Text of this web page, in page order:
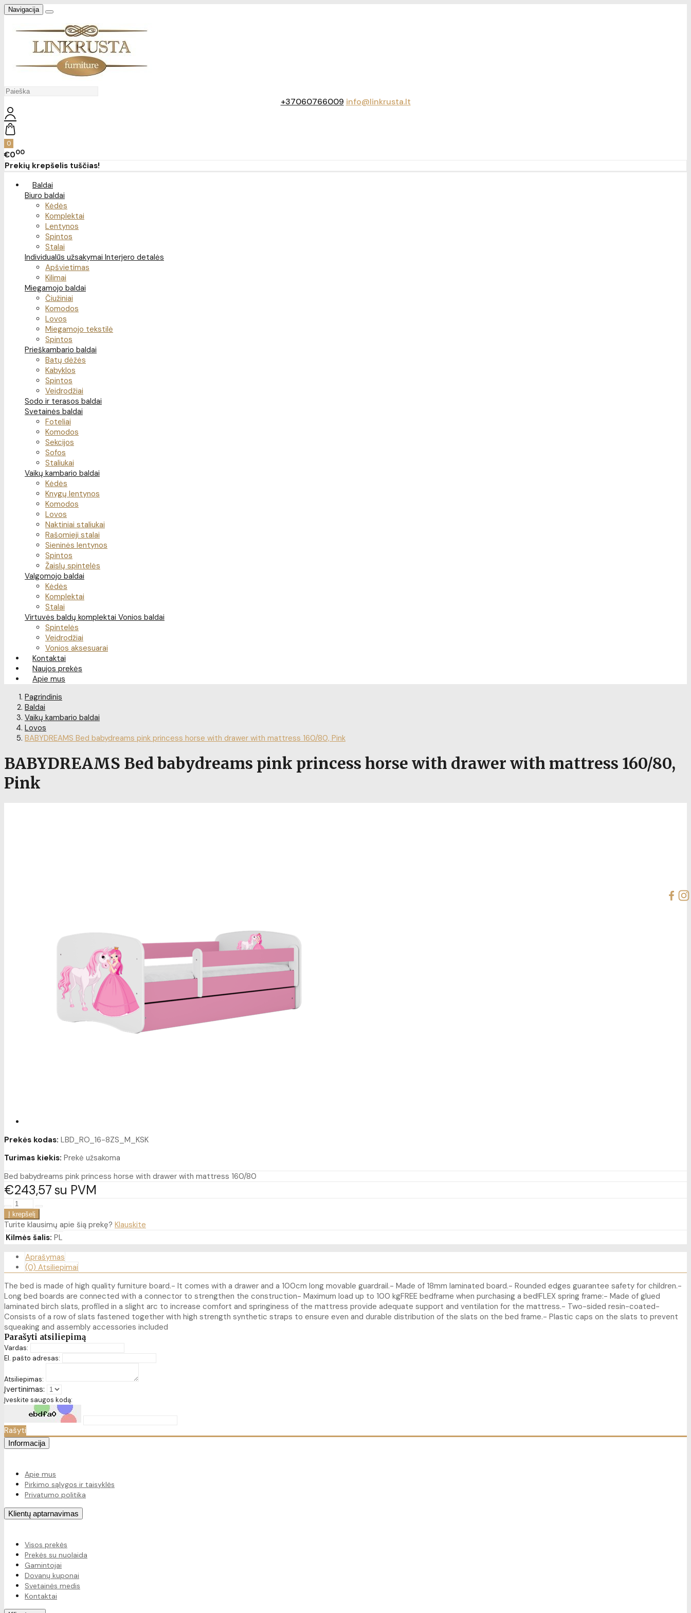
Navigacija
+37060766009 info@linkrusta.lt
0
€000
Prekių krepšelis tuščias!
Baldai
Biuro baldai
Kėdės
Komplektai
Lentynos
Spintos
Stalai
Individualūs užsakymai Interjero detalės
Apšvietimas
Kilimai
Miegamojo baldai
Čiužiniai
Komodos
Lovos
Miegamojo tekstilė
Spintos
Prieškambario baldai
Batų dėžės
Kabyklos
Spintos
Veidrodžiai
Sodo ir terasos baldai
Svetainės baldai
Foteliai
Komodos
Sekcijos
Sofos
Staliukai
Vaikų kambario baldai
Kėdės
Knygų lentynos
Komodos
Lovos
Naktiniai staliukai
Rašomieji stalai
Sieninės lentynos
Spintos
Žaislų spintelės
Valgomojo baldai
Kėdės
Komplektai
Stalai
Virtuvės baldų komplektai Vonios baldai
Spintelės
Veidrodžiai
Vonios aksesuarai
Kontaktai
Naujos prekės
Apie mus
Pagrindinis
Baldai
Vaikų kambario baldai
Lovos
BABYDREAMS Bed babydreams pink princess horse with drawer with mattress 160/80, Pink
BABYDREAMS Bed babydreams pink princess horse with drawer with mattress 160/80,
Pink
Prekės kodas: LBD_RO_16-8ZS_M_KSK
Turimas kiekis: Prekė užsakoma
Bed babydreams pink princess horse with drawer with mattress 160/80
€243 57su PVM
Turite klausimų apie šią prekę? Klauskite
Kilmės šalis: PL
Aprašymas
(0) Atsiliepimai
The bed is made of high quality furniture board.- It comes with a drawer and a 100cm long movable guardrail.- Made of 18mm laminated board.- Rounded edges guarantee safety for children.-
Long bed boards are connected with a connector to strengthen the construction- Maximum load up to 100 kgFREE bedframe when purchasing a bed!FLEX spring frame:- Made of glued
laminated birch slats, profiled in a slight arc to increase comfort and springiness of the mattress provide adequate support and ventilation for the mattress.- Two-sided resin-coated-
Consists of a row of slats fastened together with high strength synthetic straps to ensure even and durable distribution of the slats on the bed frame.- Plastic caps on the slats to prevent
squeaking and assembly accessories included
Parašyti atsiliepimą
Vardas:
El. pašto adresas:
Atsiliepimas:
Įvertinimas:
Įveskite saugos kodą:
Rašyti
Informacija
Apie mus
Pirkimo sąlygos ir taisyklės
Privatumo politika
Klientų aptarnavimas
Visos prekės
Prekės su nuolaida
Gamintojai
Dovanų kuponai
Svetainės medis
Kontaktai